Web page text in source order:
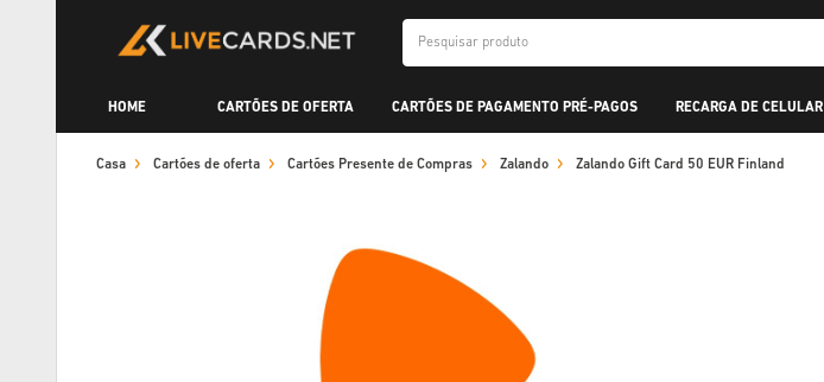
HOME CARTÕES DE OFERTA CARTÕES DE PAGAMENTO PRÉ-PAGOS RECARGA DE CELULAR
Casa Cartões de oferta Cartões Presente de Compras Zalando Zalando Gift Card 50 EUR Finland